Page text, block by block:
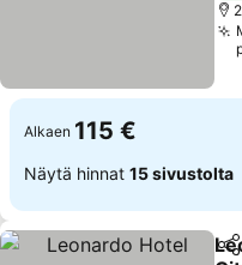
Alkaen 115 €
Näytä hinnat 15 sivustolta
Jaa